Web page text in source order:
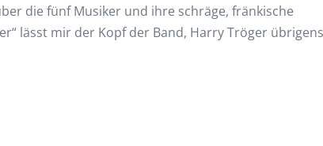
die fünf Musiker und ihre schräge, fränkische
lässt mir der Kopf der Band, Harry Tröger übrigens